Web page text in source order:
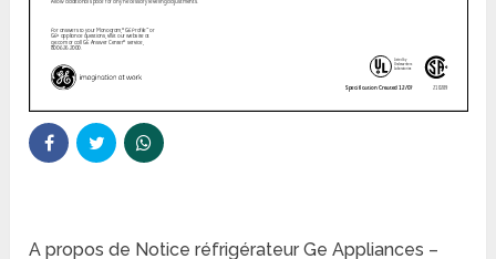
A propos de Notice réfrigérateur Ge Appliances –